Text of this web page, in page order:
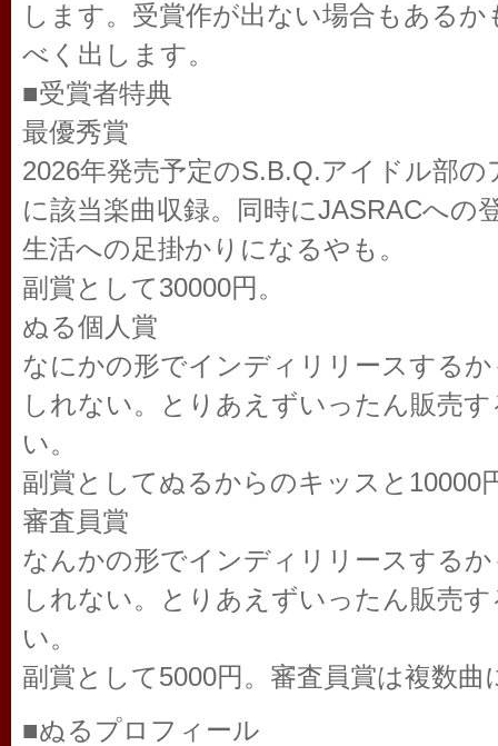
します。受賞作が出ない場合もある
べく出します。
■受賞者特典
最優秀賞
2026年発売予定のS.B.Q.アイドル部
に該当楽曲収録。同時にJASRACへの
生活への足掛かりになるやも。
副賞として30000円。
ぬる個人賞
なにかの形でインディリリースする
しれない。とりあえずいったん販売
い。
副賞としてぬるからのキッスと10000
審査員賞
なんかの形でインディリリースする
しれない。とりあえずいったん販売
い。
副賞として5000円。審査員賞は複数
■ぬるプロフィール